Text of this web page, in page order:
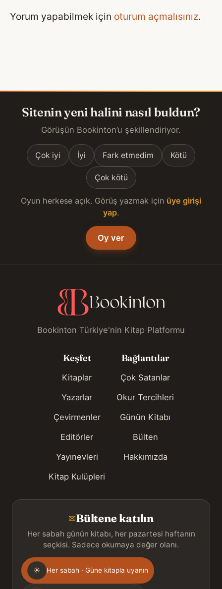
Yorum yapabilmek için oturum açmalısınız.
Sitenin yeni halini nasıl buldun?
Görüşün Bookinton’u şekillendiriyor.
Çok iyi İyi Fark etmedim Kötü
Çok kötü
Oyun herkese açık. Görüş yazmak için üye girişi
yap.
Oy ver
Bookinton Türkiye'nin Kitap Platformu
Keşfet
Kitaplar
Yazarlar
Çevirmenler
Editörler
Yayınevleri
Kitap Kulüpleri
Bağlantılar
Çok Satanlar
Okur Tercihleri
Günün Kitabı
Bülten
Hakkımızda
✉Bültene katılın
Her sabah günün kitabı, her pazartesi haftanın
seçkisi. Sadece okumaya değer olanı.
Gönderim
sıklığı
☀ Her sabah · Güne kitapla uyanın